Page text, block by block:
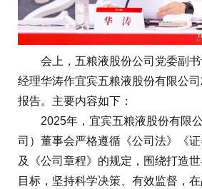
会上，五粮液股份公司党委副书
经理华涛作宜宾五粮液股份有限公
报告。主要内容如下：
2025年，宜宾五粮液股份有限公
司）董事会严格遵循《公司法》《
及《公司章程》的规定，围绕打造
目标，坚持科学决策、有效监督，